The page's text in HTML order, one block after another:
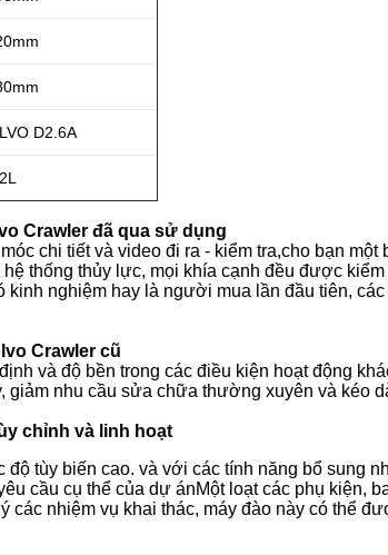
D2.6A
Crawler đã qua sử dụng
chi tiết và video đi ra - kiểm tra,cho bạn
thống thủy lực, mọi khía cạnh đều được
nghiệm hay là người mua lần đầu tiên,
Crawler cũ
và độ bền trong các điều kiện hoạt động
nhu cầu sửa chữa thường xuyên và kéo
chỉnh và linh hoạt
tùy biến cao. và với các tính năng bổ sung
cầu cụ thể của dự ánMột loạt các phụ kiện,
các nhiệm vụ khai thác, máy đào này có thể